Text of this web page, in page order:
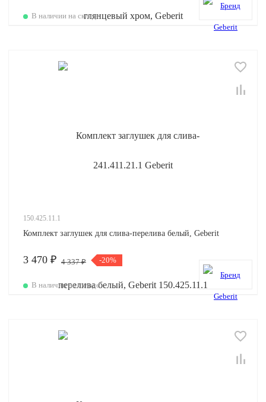
В наличии на складе
150.425.11.1
Комплект заглушек для слива-перелива белый, Geberit
3 470 ₽ 4 337 ₽ -20%
В наличии на складе